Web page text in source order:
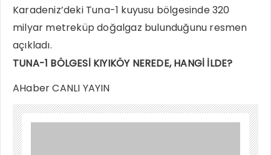
Karadeniz’deki Tuna-1 kuyusu bölgesinde 320
milyar metreküp doğalgaz bulunduğunu resmen
açıkladı.
TUNA-1 BÖLGESİ KIYIKÖY NEREDE, HANGİ İLDE?
AHaber CANLI YAYIN